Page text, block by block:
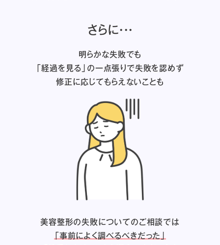
さらに・・・
明らかな失敗でも
「経過を見る」の一点張りで失敗を認めず
修正に応じてもらえないことも
美容整形の失敗についてのご相談では
「事前によく調べるべきだった」